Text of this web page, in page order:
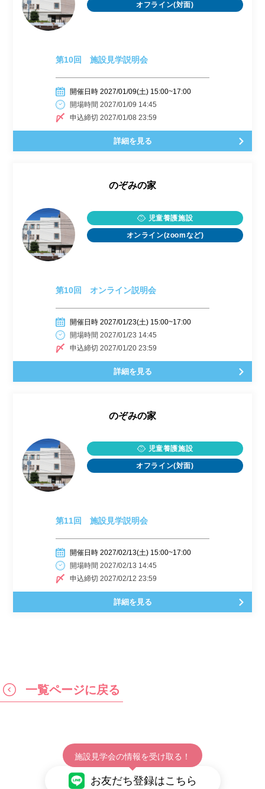
オフライン(対面)
第10回 施設見学説明会
開催日時 2027/01/09(土) 15:00~17:00
開場時間 2027/01/09 14:45
申込締切 2027/01/08 23:59
詳細を見る
のぞみの家
児童養護施設
オンライン(zoomなど)
第10回 オンライン説明会
開催日時 2027/01/23(土) 15:00~17:00
開場時間 2027/01/23 14:45
申込締切 2027/01/20 23:59
詳細を見る
のぞみの家
児童養護施設
オフライン(対面)
第11回 施設見学説明会
開催日時 2027/02/13(土) 15:00~17:00
開場時間 2027/02/13 14:45
申込締切 2027/02/12 23:59
詳細を見る
一覧ページに戻る
施設見学会の情報を受け取る！
お友だち登録はこちら